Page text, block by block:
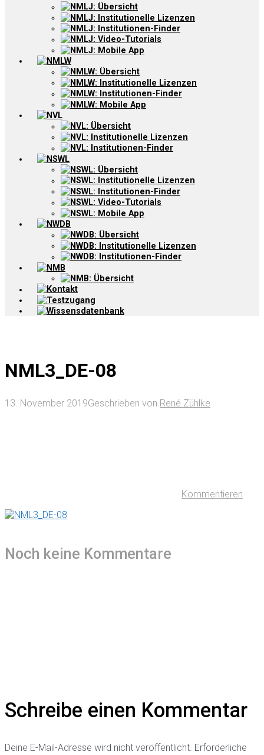
NMLJ: Übersicht
NMLJ: Institutionelle Lizenzen
NMLJ: Institutionen-Finder
NMLJ: Video-Tutorials
NMLJ: Mobile App
NMLW
NMLW: Übersicht
NMLW: Institutionelle Lizenzen
NMLW: Institutionen-Finder
NMLW: Mobile App
NVL
NVL: Übersicht
NVL: Institutionelle Lizenzen
NVL: Institutionen-Finder
NSWL
NSWL: Übersicht
NSWL: Institutionelle Lizenzen
NSWL: Institutionen-Finder
NSWL: Video-Tutorials
NSWL: Mobile App
NWDB
NWDB: Übersicht
NWDB: Institutionelle Lizenzen
NWDB: Institutionen-Finder
NMB
NMB: Übersicht
Kontakt
Testzugang
Wissensdatenbank
NML3_DE-08
13. November 2019Geschrieben von René Zühlke
Kommentieren
Noch keine Kommentare
Schreibe einen Kommentar
Deine E-Mail-Adresse wird nicht veröffentlicht. Erforderliche